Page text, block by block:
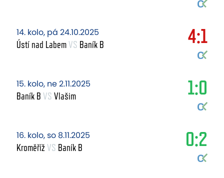
14. kolo, pá 24.10.2025
Ústí nad LabemVS Baník B 4:1
15. kolo, ne 2.11.2025
Baník B VS Vlašim 1:0
16. kolo, so 8.11.2025
Kroměříž VS Baník B 0:2